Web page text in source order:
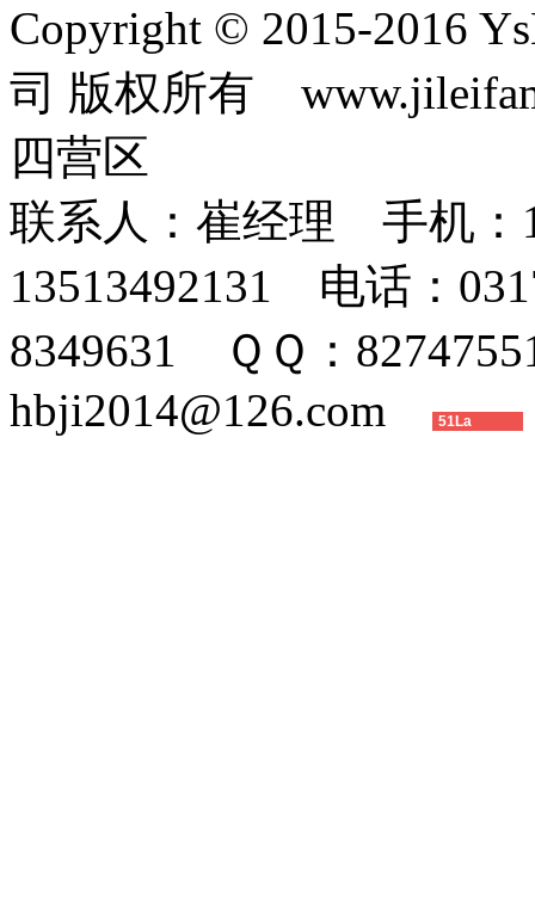
Copyright © 2015-2016
司 版权所有
四营区
联系人：崔经理 手机：
13513492131 电话：
8349631 ＱＱ：
hbji2014@126.com
51La